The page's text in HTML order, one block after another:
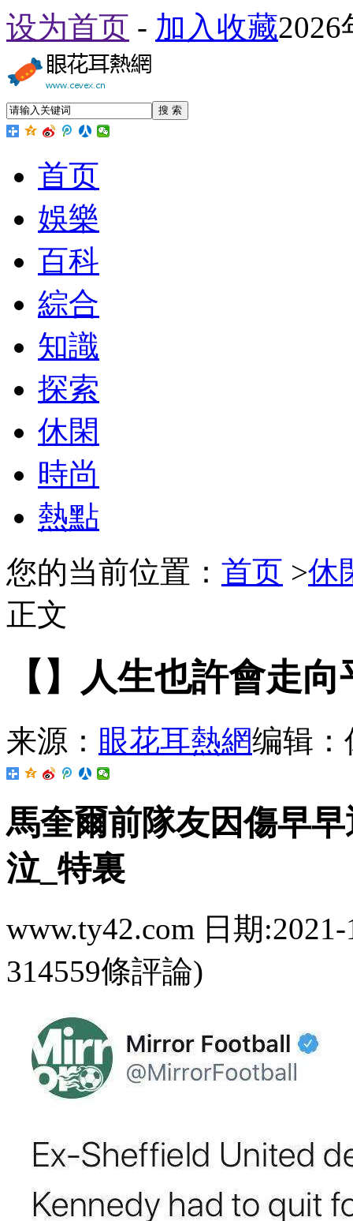
设为首页 - 加入收藏
搜 索
首页
娛樂
百科
綜合
知識
探索
休閑
時尚
熱點
您的当前位置： 首页 >休
正文
【】人生也許會走向
来源： 眼花耳熱網编辑：
馬奎爾前隊友因傷早
泣_特裏
www.ty42.com 日期
314559條評論)